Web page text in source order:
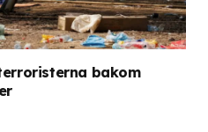
bakom